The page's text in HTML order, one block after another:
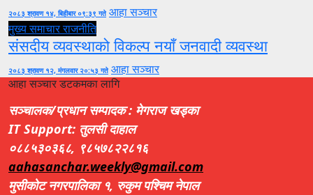
२०८३ श्रावण १४, बिहीबार ०९:३९ गते आहा सञ्चार
मुख्य समाचारराजनीति
संसदीय व्यवस्थाको विकल्प नयाँ जनवादी व्यवस्था
२०८३ श्रावण १२, मंगलवार २०:५३ गते आहा सञ्चार
आहा सञ्चार डटकमका लागि
सञ्चालक/प्रधान सम्पादक : मेगराज खड्का
IT Support: तुलसी दाहाल
०८८५३०३६८, ९८५७८२२८१६
aahasanchar.weekly@gmail.com
मुसीकोट नगरपालिका १, रुकुम पश्चिम नेपाल